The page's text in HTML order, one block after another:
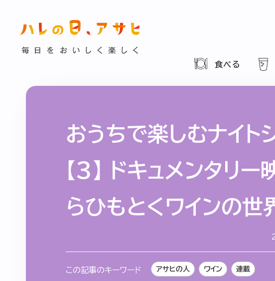
食べる
暮らす
考える
連載 アサヒの人
歴史 夏のビール特集2025
ウイスキー 大阪・関西万博
浅草特集2025 おでかけ
池波正太郎 浅草 レシピ
特別なおやつ時間 エノテカ
おうちで楽しむナイト
【3】 ドキュメンタリー
らひもとくワインの世
この記事のキーワード アサヒの人 ワイン 連載